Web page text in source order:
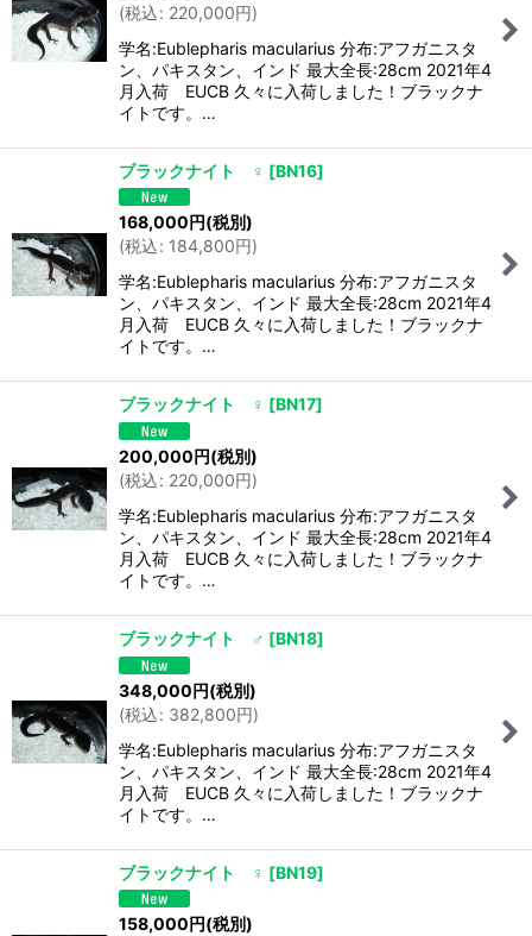
(税込: 220,000円)
学名:Eublepharis macularius 分布:アフガニスタ
ン、パキスタン、インド 最大全長:28cm 2021年4
月入荷 EUCB 久々に入荷しました！ブラックナ
イトです。…
ブラックナイト ♀ [BN16]
168,000円(税別)
(税込: 184,800円)
学名:Eublepharis macularius 分布:アフガニスタ
ン、パキスタン、インド 最大全長:28cm 2021年4
月入荷 EUCB 久々に入荷しました！ブラックナ
イトです。…
ブラックナイト ♀ [BN17]
200,000円(税別)
(税込: 220,000円)
学名:Eublepharis macularius 分布:アフガニスタ
ン、パキスタン、インド 最大全長:28cm 2021年4
月入荷 EUCB 久々に入荷しました！ブラックナ
イトです。…
ブラックナイト ♂ [BN18]
348,000円(税別)
(税込: 382,800円)
学名:Eublepharis macularius 分布:アフガニスタ
ン、パキスタン、インド 最大全長:28cm 2021年4
月入荷 EUCB 久々に入荷しました！ブラックナ
イトです。…
ブラックナイト ♀ [BN19]
158,000円(税別)